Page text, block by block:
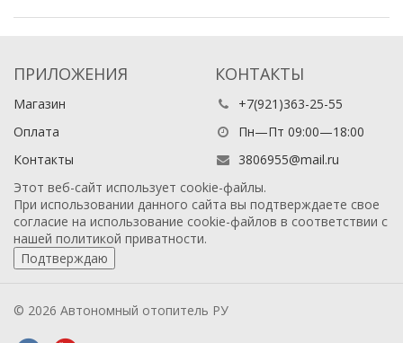
ПРИЛОЖЕНИЯ
Магазин
Оплата
Контакты
КОНТАКТЫ
+7(921)363-25-55
Пн—Пт 09:00—18:00
3806955@mail.ru
Этот веб-сайт использует cookie-файлы.
При использовании данного сайта вы подтверждаете свое
согласие на использование cookie-файлов в соответствии с
нашей политикой приватности.
Подтверждаю
© 2026 Автономный отопитель РУ